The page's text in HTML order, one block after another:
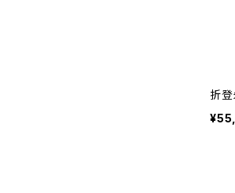
折登